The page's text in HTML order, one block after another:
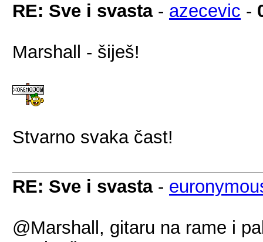
RE: Sve i svasta- azecevic -
Marshall - šiješ!
Stvarno svaka čast!
RE: Sve i svasta-
@Marshall, gitaru na rame i